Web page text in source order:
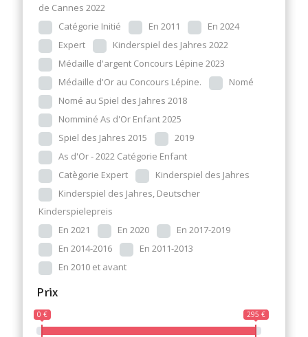
de Cannes 2022
Catégorie Initié
En 2011
En 2024
Expert
Kinderspiel des Jahres 2022
Médaille d'argent Concours Lépine 2023
Médaille d'Or au Concours Lépine.
Nomé
Nomé au Spiel des Jahres 2018
Nomminé As d'Or Enfant 2025
Spiel des Jahres 2015
2019
As d'Or - 2022 Catégorie Enfant
Catègorie Expert
Kinderspiel des Jahres
Kinderspiel des Jahres, Deutscher
Kinderspielepreis
En 2021
En 2020
En 2017-2019
En 2014-2016
En 2011-2013
En 2010 et avant
Prix
0 € 295 €